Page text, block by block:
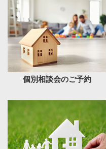
個別相談会のご予約